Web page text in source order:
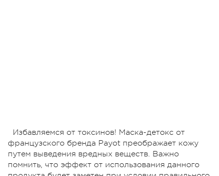
Избавляемся от токсинов! Маска-детокс от
французского бренда Payot преображает кожу
путем выведения вредных веществ. Важно
помнить, что эффект от использования данного